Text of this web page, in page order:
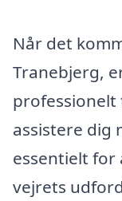
Når det
Tranebjerg,
assistere dig
essentielt for
vejrets